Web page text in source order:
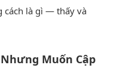
cách là gì — thấy và
Muốn Cập